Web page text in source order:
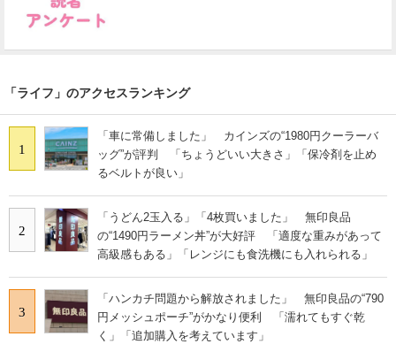
「ライフ」のアクセスランキング
1
「車に常備しました」 カインズの“1980円クーラーバ
ッグ”が評判 「ちょうどいい大きさ」「保冷剤を止め
るベルトが良い」
2
「うどん2玉入る」「4枚買いました」 無印良品
の“1490円ラーメン丼”が大好評 「適度な重みがあって
高級感もある」「レンジにも食洗機にも入れられる」
3
「ハンカチ問題から解放されました」 無印良品の“790
円メッシュポーチ”がかなり便利 「濡れてもすぐ乾
く」「追加購入を考えています」